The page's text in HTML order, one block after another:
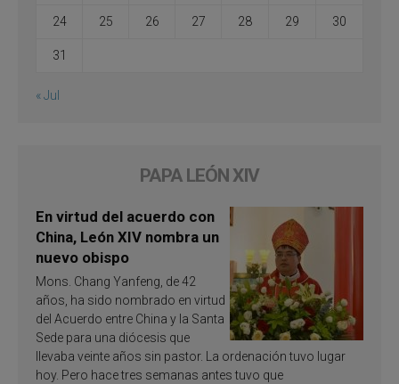
24 25 26 27 28 29 30
31
« Jul
PAPA LEÓN XIV
En virtud del acuerdo con
China, León XIV nombra un
nuevo obispo
Mons. Chang Yanfeng, de 42
años, ha sido nombrado en virtud
del Acuerdo entre China y la Santa
Sede para una diócesis que
llevaba veinte años sin pastor. La ordenación tuvo lugar
hoy. Pero hace tres semanas antes tuvo que